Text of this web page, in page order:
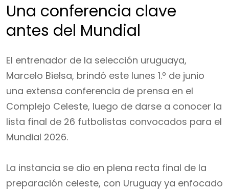
Una conferencia clave
antes del Mundial
El entrenador de la selección uruguaya,
Marcelo Bielsa, brindó este lunes 1.º de junio
una extensa conferencia de prensa en el
Complejo Celeste, luego de darse a conocer la
lista final de 26 futbolistas convocados para el
Mundial 2026.
La instancia se dio en plena recta final de la
preparación celeste, con Uruguay ya enfocado